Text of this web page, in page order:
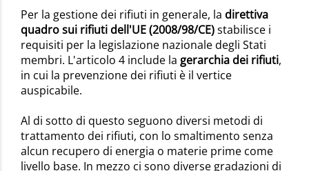
Per la gestione dei rifiuti in generale, la direttiva
quadro sui rifiuti dell'UE (2008/98/CE)stabilisce i
requisiti per la legislazione nazionale degli Stati
membri. L'articolo 4 include la gerarchia dei rifiuti,
in cui la prevenzione dei rifiuti è il vertice
auspicabile.
Al di sotto di questo seguono diversi metodi di
trattamento dei rifiuti, con lo smaltimento senza
alcun recupero di energia o materie prime come
livello base. In mezzo ci sono diverse gradazioni di